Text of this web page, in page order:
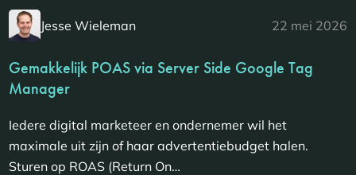
Jesse Wieleman 22 mei 2026
Gemakkelijk POAS via Server Side Google Tag
Manager
Iedere digital marketeer en ondernemer wil het
maximale uit zijn of haar advertentiebudget halen.
Sturen op ROAS (Return On…